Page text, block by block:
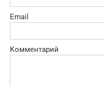
Email
Комментарий